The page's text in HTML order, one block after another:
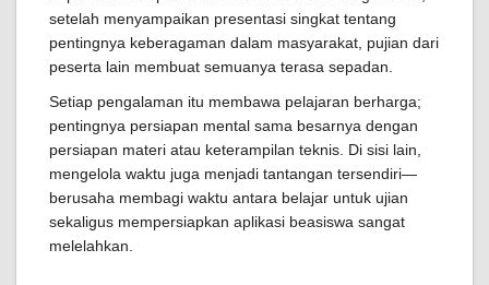
setelah menyampaikan presentasi singkat tentang
pentingnya keberagaman dalam masyarakat, pujian dari
peserta lain membuat semuanya terasa sepadan.
Setiap pengalaman itu membawa pelajaran berharga;
pentingnya persiapan mental sama besarnya dengan
persiapan materi atau keterampilan teknis. Di sisi lain,
mengelola waktu juga menjadi tantangan tersendiri—
berusaha membagi waktu antara belajar untuk ujian
sekaligus mempersiapkan aplikasi beasiswa sangat
melelahkan.